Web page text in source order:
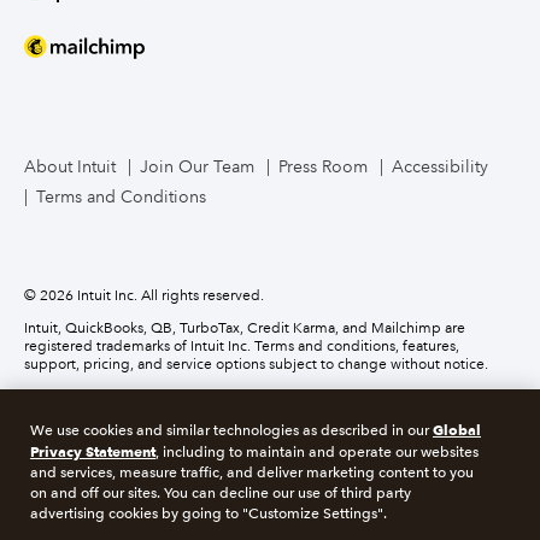
Business Credit Card
About Intuit Join Our Team Press Room
Accessibility
Terms and Conditions
© 2026 Intuit Inc. All rights reserved.
Intuit, QuickBooks, QB, TurboTax, Credit Karma, and Mailchimp are
registered trademarks of Intuit Inc. Terms and conditions, features,
support, pricing, and service options subject to change without notice.
Services. For details about our money transmission licenses, or for Texas
customers with complaints about our service, pleaseclick here.
About cookies Manage cookies
We use cookies and similar technologies as described in ourGlobal
Privacy Statement, including to maintain and operate our websites
and services, measure traffic, and deliver marketing content to you
on and off our sites. You can decline our use of third party
advertising cookies by going to "Customize Settings".